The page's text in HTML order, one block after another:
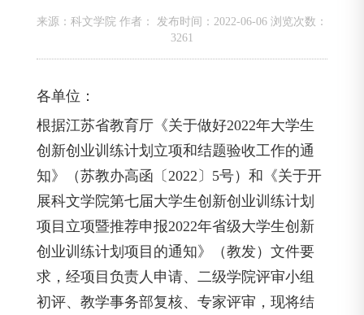
来源：科文学院 作者： 发布时间：2022-06-06 浏览次数：
3261
各单位：
根据江苏省教育厅《关于做好2022年大学生
创新创业训练计划立项和结题验收工作的通
知》（苏教办高函〔2022〕5号）和《关于开
展科文学院第七届大学生创新创业训练计划
项目立项暨推荐申报2022年省级大学生创新
创业训练计划项目的通知》（教发）文件要
求，经项目负责人申请、二级学院评审小组
初评、教学事务部复核、专家评审，现将结